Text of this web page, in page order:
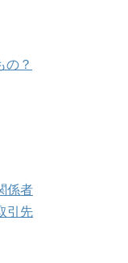
の？
係者
引先